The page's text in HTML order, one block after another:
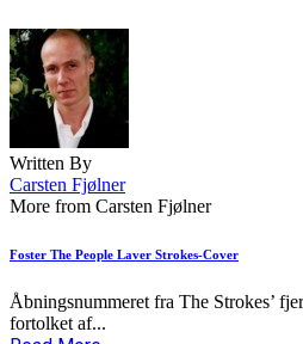
Written By
Carsten Fjølner
More from Carsten Fjølner
Foster The People Laver Strokes-Cover
Åbningsnummeret fra The Strokes’
fortolket af...